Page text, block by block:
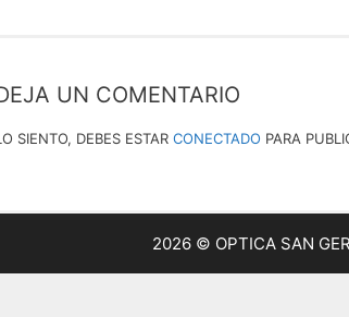
UN COMENTARIO
SIENTO, DEBES ESTAR CONECTADO PARA
2026 © OPTICA SAN